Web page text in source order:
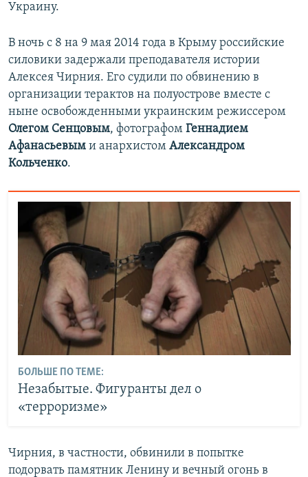
Украину.
В ночь с 8 на 9 мая 2014 года в Крыму российские
силовики задержали преподавателя истории
Алексея Чирния. Его судили по обвинению в
организации терактов на полуострове вместе с
ныне освобожденными украинским режиссером
Олегом Сенцовым, фотографом Геннадием
Афанасьевым и анархистом Александром
Кольченко.
БОЛЬШЕ ПО ТЕМЕ:
Незабытые. Фигуранты дел о
«терроризме»
Чирния, в частности, обвинили в попытке
подорвать памятник Ленину и вечный огонь в